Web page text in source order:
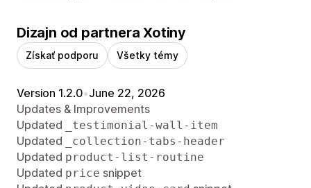
Dizajn od partnera Xotiny
Získať podporu Všetky témy
Version 1.2.0•June 22, 2026
Updates & Improvements
Updated
_testimonial-wall-item
Updated _collection-tabs-header
Updated product-list-routine
Updated price snippet